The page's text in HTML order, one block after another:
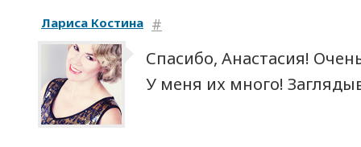
Лариса Костина #
Спасибо, Анастасия!
У меня их много!